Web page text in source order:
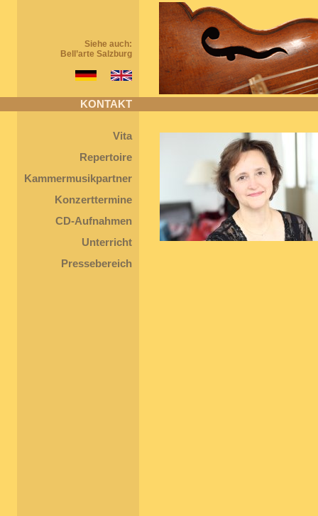
Siehe auch:
Bell’arte Salzburg
KONTAKT
Vita
Repertoire
Kammermusikpartner
Konzerttermine
CD-Aufnahmen
Unterricht
Pressebereich